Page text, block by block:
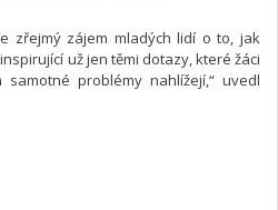
zřejmý zájem mladých lidí o to, jak
už jen těmi dotazy, které žáci
problémy nahlížejí,“ uvedl